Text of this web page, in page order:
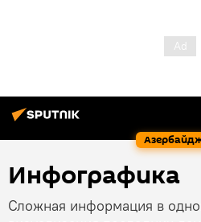
Инфографика
Сложная информация в